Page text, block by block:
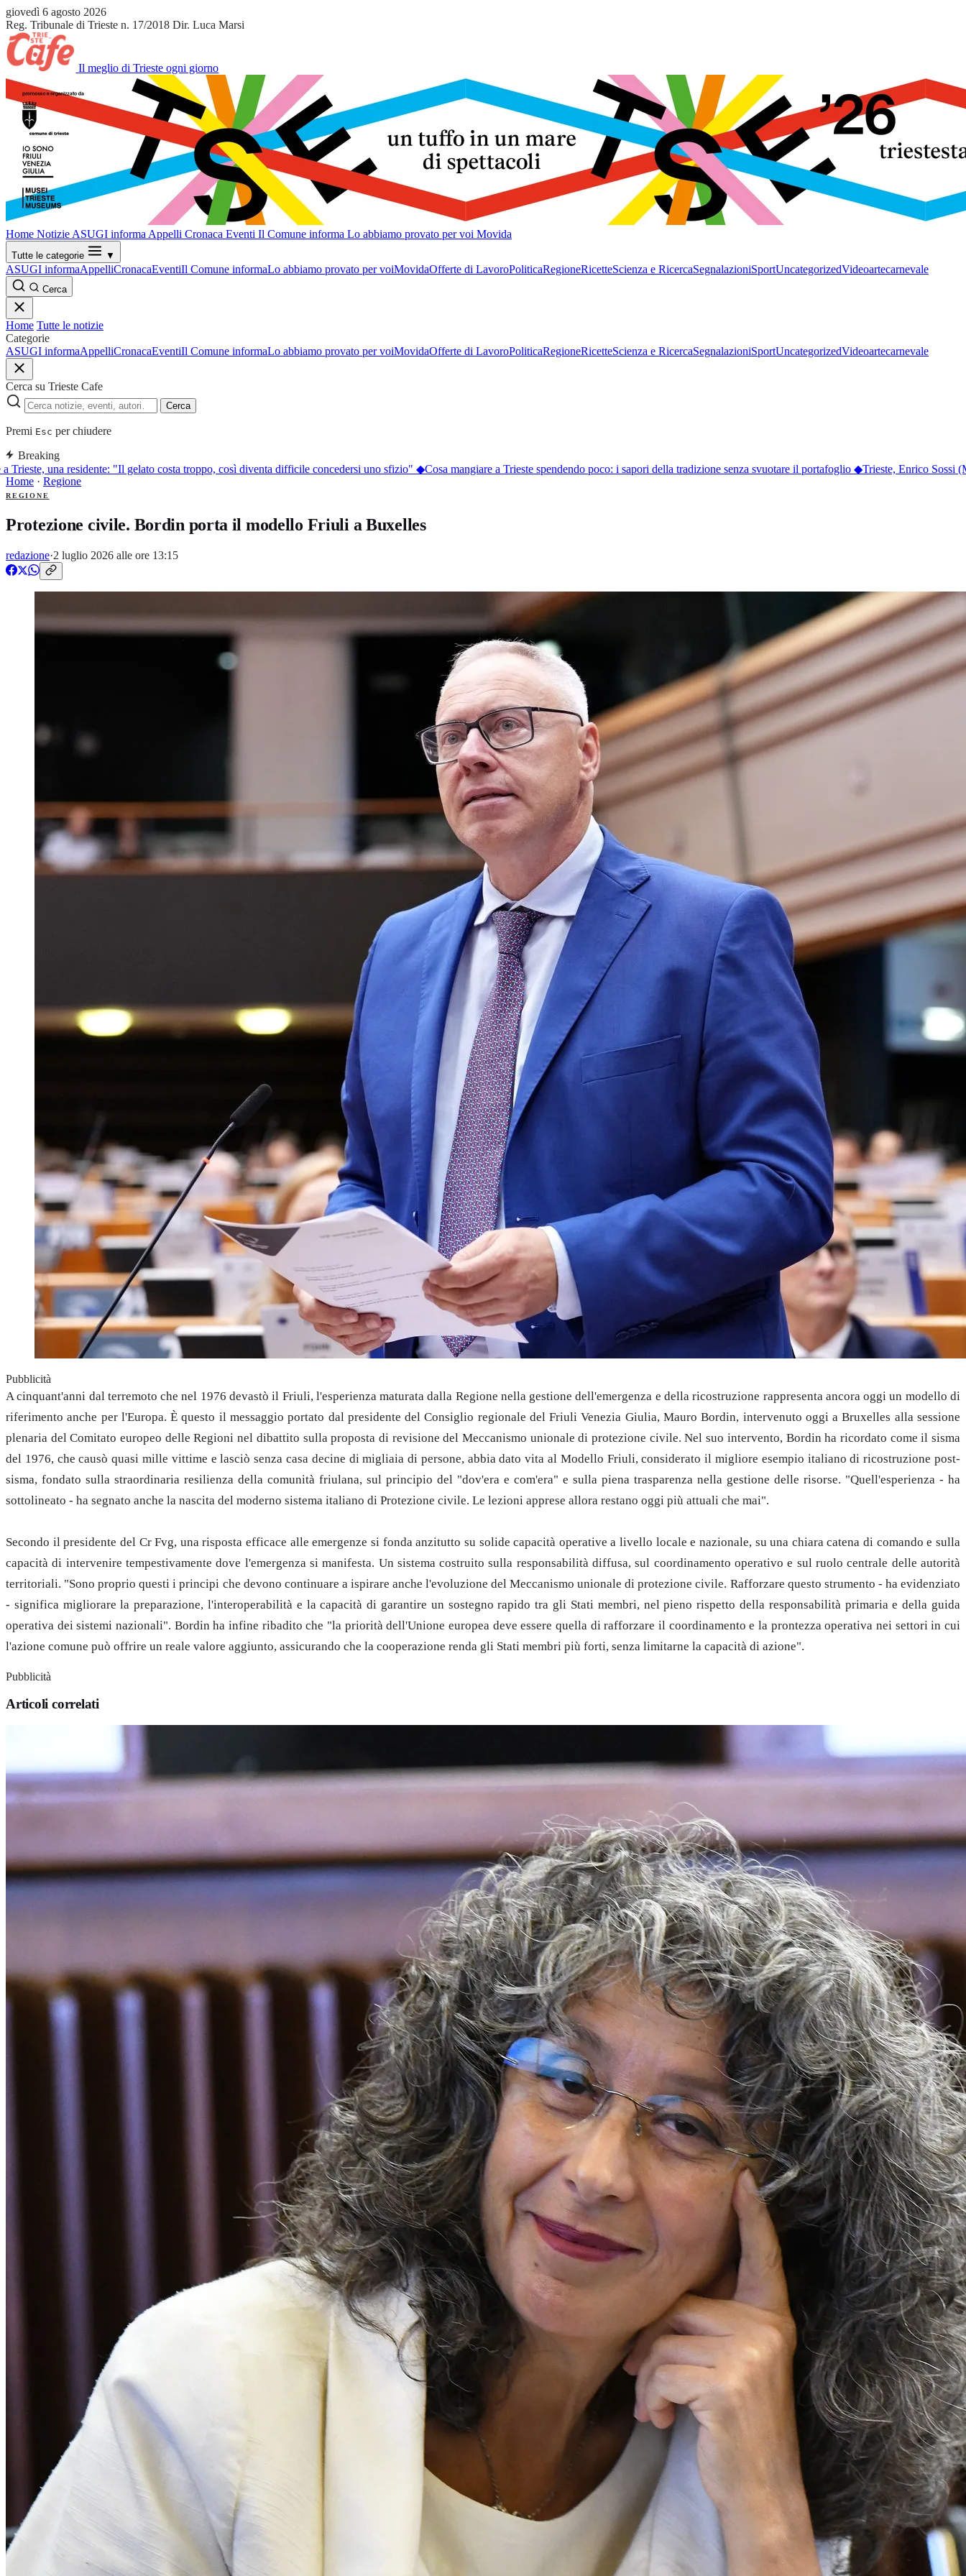
giovedì 6 agosto 2026
Reg. Tribunale di Trieste n. 17/2018 Dir. Luca Marsi
Il meglio di Trieste ogni giorno
Home Notizie ASUGI informa Appelli Cronaca Eventi Il Comune informa Lo abbiamo provato per voi Movida
Tutte le categorie ▼
ASUGI informaAppelliCronacaEventiIl Comune informaLo abbiamo provato per voiMovidaOfferte di LavoroPoliticaRegioneRicetteScienza e RicercaSegnalazioniSportUncategorizedVideoartecarnevale
Cerca
Home Tutte le notizie
Categorie
ASUGI informaAppelliCronacaEventiIl Comune informaLo abbiamo provato per voiMovidaOfferte di LavoroPoliticaRegioneRicetteScienza e RicercaSegnalazioniSportUncategorizedVideoartecarnevale
Cerca su Trieste Cafe
Cerca
Premi Esc per chiudere
Breaking
una residente: "Il gelato costa troppo, così diventa difficile concedersi uno sfizio"◆Cosa mangiare a Trieste spendendo poco: i sapori della tradizione senza svuotare il portafoglio◆Trieste, Enrico Sossi
Home · Regione
REGIONE
Protezione civile. Bordin porta il modello Friuli a Buxelles
redazione·2 luglio 2026 alle ore 13:15
Pubblicità
A cinquant'anni dal terremoto che nel 1976 devastò il Friuli, l'esperienza maturata dalla Regione nella gestione dell'emergenza e della ricostruzione rappresenta ancora oggi un modello di
riferimento anche per l'Europa. È questo il messaggio portato dal presidente del Consiglio regionale del Friuli Venezia Giulia, Mauro Bordin, intervenuto oggi a Bruxelles alla sessione
plenaria del Comitato europeo delle Regioni nel dibattito sulla proposta di revisione del Meccanismo unionale di protezione civile. Nel suo intervento, Bordin ha ricordato come il sisma
del 1976, che causò quasi mille vittime e lasciò senza casa decine di migliaia di persone, abbia dato vita al Modello Friuli, considerato il migliore esempio italiano di ricostruzione post-
sisma, fondato sulla straordinaria resilienza della comunità friulana, sul principio del "dov'era e com'era" e sulla piena trasparenza nella gestione delle risorse. "Quell'esperienza - ha
sottolineato - ha segnato anche la nascita del moderno sistema italiano di Protezione civile. Le lezioni apprese allora restano oggi più attuali che mai".
Secondo il presidente del Cr Fvg, una risposta efficace alle emergenze si fonda anzitutto su solide capacità operative a livello locale e nazionale, su una chiara catena di comando e sulla
capacità di intervenire tempestivamente dove l'emergenza si manifesta. Un sistema costruito sulla responsabilità diffusa, sul coordinamento operativo e sul ruolo centrale delle autorità
territoriali. "Sono proprio questi i principi che devono continuare a ispirare anche l'evoluzione del Meccanismo unionale di protezione civile. Rafforzare questo strumento - ha evidenziato
- significa migliorare la preparazione, l'interoperabilità e la capacità di garantire un sostegno rapido tra gli Stati membri, nel pieno rispetto della responsabilità primaria e della guida
operativa dei sistemi nazionali". Bordin ha infine ribadito che "la priorità dell'Unione europea deve essere quella di rafforzare il coordinamento e la prontezza operativa nei settori in cui
l'azione comune può offrire un reale valore aggiunto, assicurando che la cooperazione renda gli Stati membri più forti, senza limitarne la capacità di azione".
Pubblicità
Articoli correlati